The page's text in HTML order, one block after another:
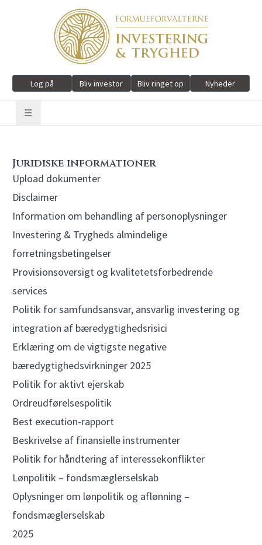
Log på Bliv investor Bliv ringet op Nyheder
☰
Juridiske informationer
Upload dokumenter
Disclaimer
Information om behandling af personoplysninger
Investering & Trygheds almindelige
forretningsbetingelser
Provisionsoversigt og kvalitetetsforbedrende
services
Politik for samfundsansvar, ansvarlig investering og
integration af bæredygtighedsrisici
Erklæring om de vigtigste negative
bæredygtighedsvirkninger 2025
Politik for aktivt ejerskab
Ordreudførelsespolitik
Best execution-rapport
Beskrivelse af finansielle instrumenter
Politik for håndtering af interessekonflikter
Lønpolitik – fondsmæglerselskab
Oplysninger om lønpolitik og aflønning –
fondsmæglerselskab
2025